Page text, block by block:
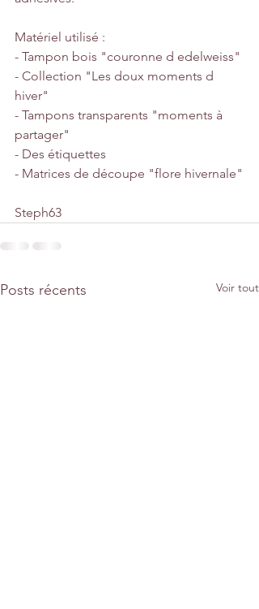
Matériel utilisé :
- Tampon bois "couronne d edelweiss"
- Collection "Les doux moments d
hiver"
- Tampons transparents "moments à
partager"
- Des étiquettes
- Matrices de découpe "flore hivernale"
Steph63
Posts récents Voir tout